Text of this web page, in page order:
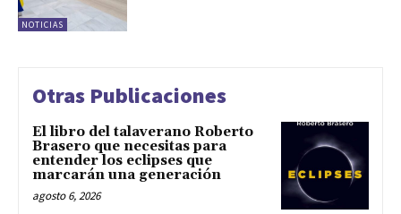
NOTICIAS
Otras Publicaciones
El libro del talaverano Roberto
Brasero que necesitas para
entender los eclipses que
marcarán una generación
agosto 6, 2026